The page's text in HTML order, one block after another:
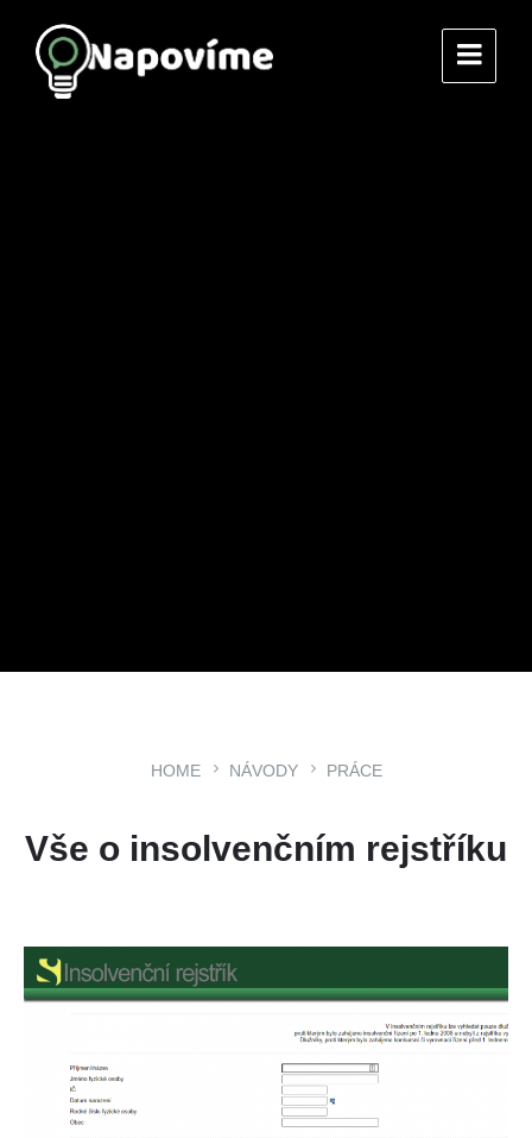
HOME NÁVODY PRÁCE
Vše o insolvenčním rejstříku